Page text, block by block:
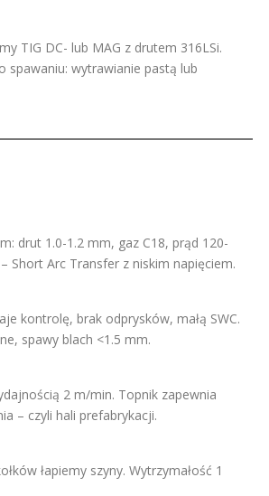
TIG DC- lub MAG z drutem 316LSi.
wytrawianie pastą lub
drut 1.0-1.2 mm, gaz C18, prąd 120-
Short Arc Transfer z niskim napięciem.
kontrolę, brak odprysków, małą SWC.
spawy blach <1.5 mm.
2 m/min. Topnik zapewnia
– czyli hali prefabrykacji.
łapiemy szyny. Wytrzymałość 1